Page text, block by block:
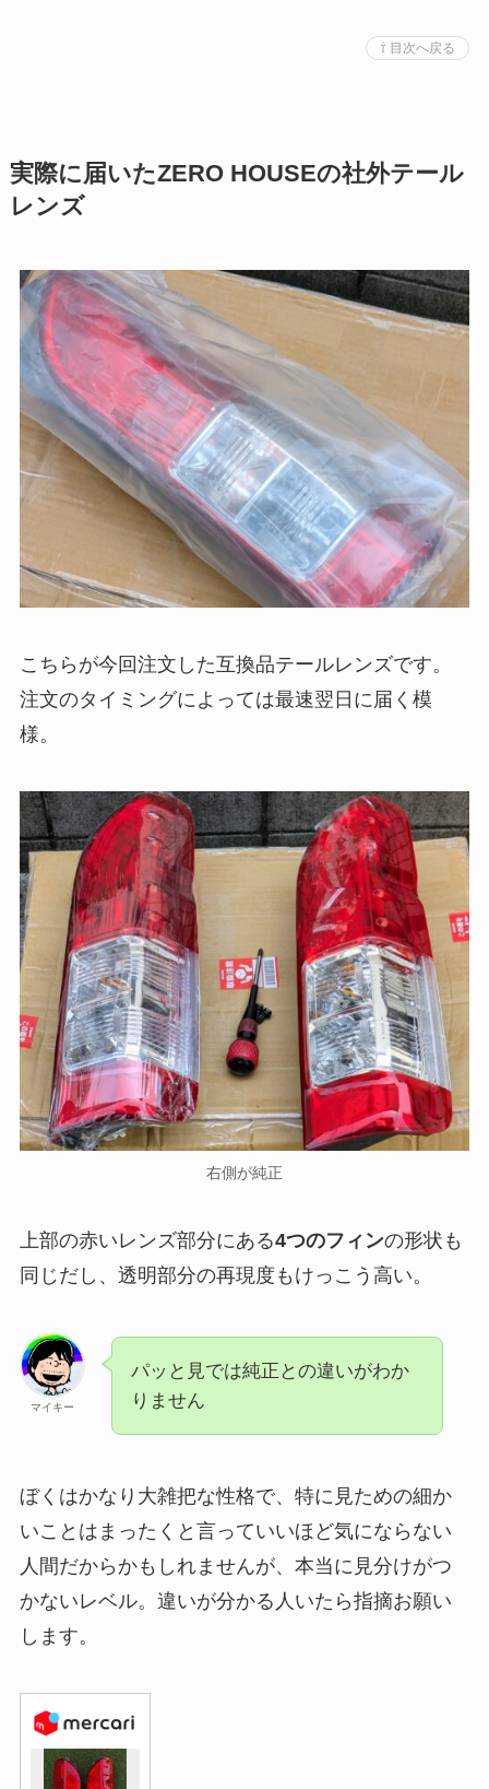
⇧ 目次へ戻る
実際に届いたZERO HOUSEの社外テール
レンズ
こちらが今回注文した互換品テールレンズです。
注文のタイミングによっては最速翌日に届く模
様。
右側が純正
上部の赤いレンズ部分にある4つのフィンの形状も
同じだし、透明部分の再現度もけっこう高い。
マイキー
パッと見では純正との違いがわか
りません
ぼくはかなり大雑把な性格で、特に見ための細か
いことはまったくと言っていいほど気にならない
人間だからかもしれませんが、本当に見分けがつ
かないレベル。違いが分かる人いたら指摘お願い
します。